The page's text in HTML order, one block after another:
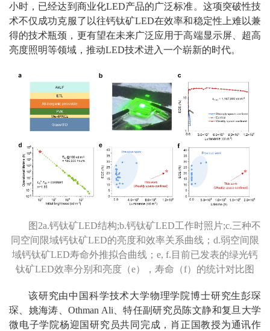
小时，已经达到商业化LED产品的广泛标准。这项突破性技
术不仅成功克服了以往钙钛矿LED在效率和稳定性上难以兼
得的技术瓶颈，更有望在未来广泛应用于高端显示屏、超高
亮度照明等领域，推动LED技术进入一个崭新的时代。
图2a.钙钛矿LED结构;b.钙钛矿LED工作时照片;c.三种不
同空间限域钙钛矿LED的亮度和效率关系曲线；d.弱空间限
域钙钛矿LED寿命外推拟合曲线；e, f.目前已发表的绿光钙
钛矿LED效率分别和亮度（e），寿命（f）的统计对比图
该研究由中国科学技术大学物理学院博士研究生彭琛
琛、姚海涛、Othman Ali、特任副研究员陈文静和复旦大学
微电子学院杨迎国研究员共同完成，肖正国教授为通讯作